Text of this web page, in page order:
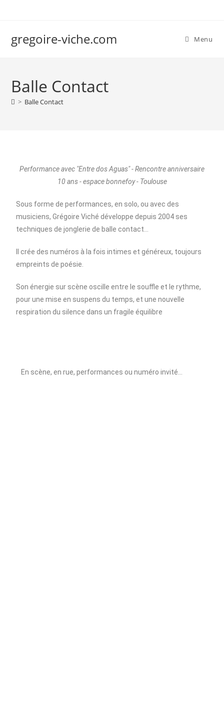
gregoire-viche.com Menu
Balle Contact
> Balle Contact
Performance avec "Entre dos Aguas" - Rencontre anniversaire
10 ans - espace bonnefoy - Toulouse
Sous forme de performances, en solo, ou avec des
musiciens, Grégoire Viché développe depuis 2004 ses
techniques de jonglerie de balle contact…
Il crée des numéros à la fois intimes et généreux, toujours
empreints de poésie.
Son énergie sur scène oscille entre le souffle et le rythme,
pour une mise en suspens du temps, et une nouvelle
respiration du silence dans un fragile équilibre
En scène, en rue, performances ou numéro invité…